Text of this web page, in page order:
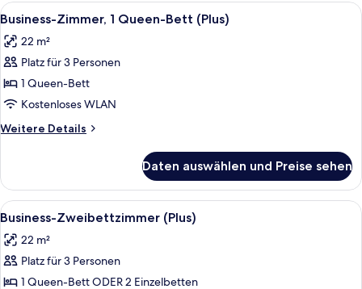
Alle
Fotos
für
Business-
Zimmer,
1
Queen-
Bett
anzeigen
Ein Hotelzimmer mit einem Bett,
6
Business-Zimmer, 1 Queen-Bett (Plus)
22 m²
Platz für 3 Personen
1 Queen-Bett
Kostenloses WLAN
Weitere Details
Weitere
Zimmer,
Queen-
(Plus)
Daten auswählen und Preise sehen
Alle
Fotos
für
Business-
Zweibettzimmer
Ein Hotelzimmer mit Bett,
6
Business-Zweibettzimmer (Plus)
22 m²
Platz für 3 Personen
1 Queen-Bett ODER 2 Einzelbetten